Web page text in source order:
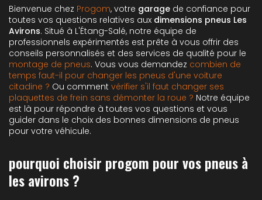
Bienvenue chez Progom, votre garage de confiance pour
toutes vos questions relatives aux dimensions pneus Les
Avirons. Situé à L'Étang-Salé, notre équipe de
professionnels expérimentés est prête à vous offrir des
conseils personnalisés et des services de qualité pour le
montage de pneus. Vous vous demandez combien de
temps faut-il pour changer les pneus d'une voiture
citadine ? Ou comment vérifier s'il faut changer ses
plaquettes de frein sans démonter la roue ? Notre équipe
est là pour répondre à toutes vos questions et vous
guider dans le choix des bonnes dimensions de pneus
pour votre véhicule.
pourquoi choisir progom pour vos pneus à
les avirons ?